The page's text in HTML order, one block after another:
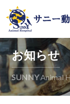
お知らせ
SUNNYAnimal